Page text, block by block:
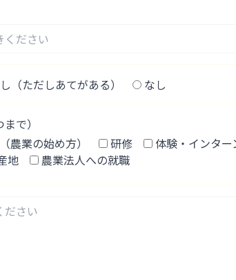
（ただしあてがある） なし
で）
農業の始め方）
研修 体験・インタ
地
農業法人への就職